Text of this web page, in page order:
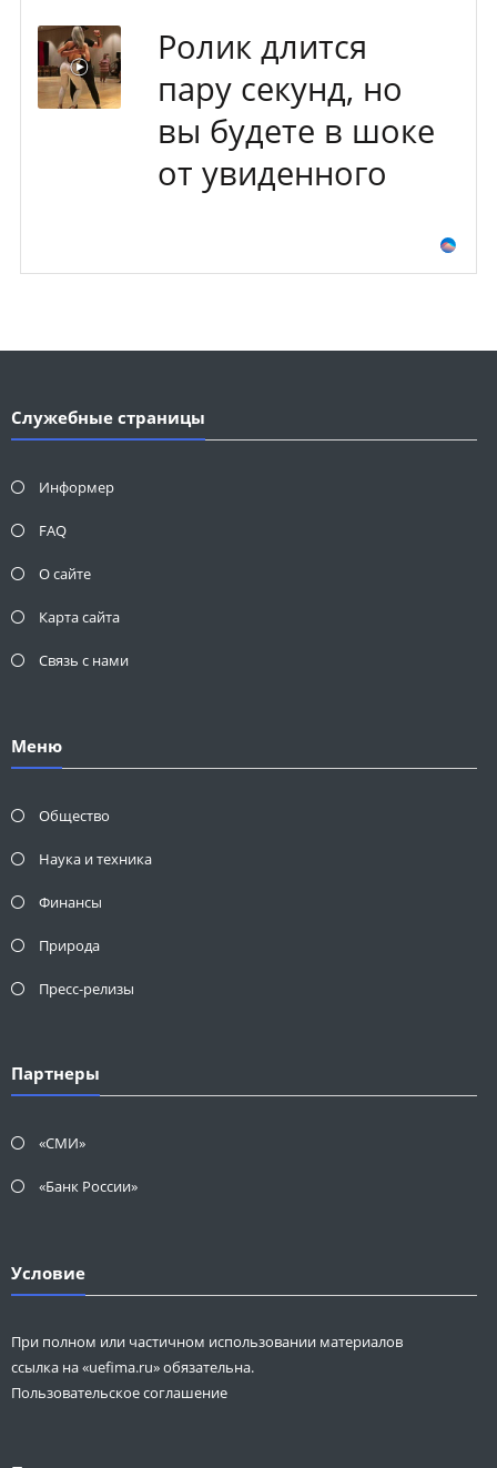
Ролик длится
пару секунд, но
вы будете в шоке
от увиденного
Служебные страницы
Информер
FAQ
О сайте
Карта сайта
Связь с нами
Меню
Общество
Наука и техника
Финансы
Природа
Пресс-релизы
Партнеры
«СМИ»
«Банк России»
Условие
При полном или частичном использовании материалов
ссылка на «uefima.ru» обязательна.
Пользовательское соглашение